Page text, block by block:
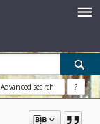
Advanced search ?